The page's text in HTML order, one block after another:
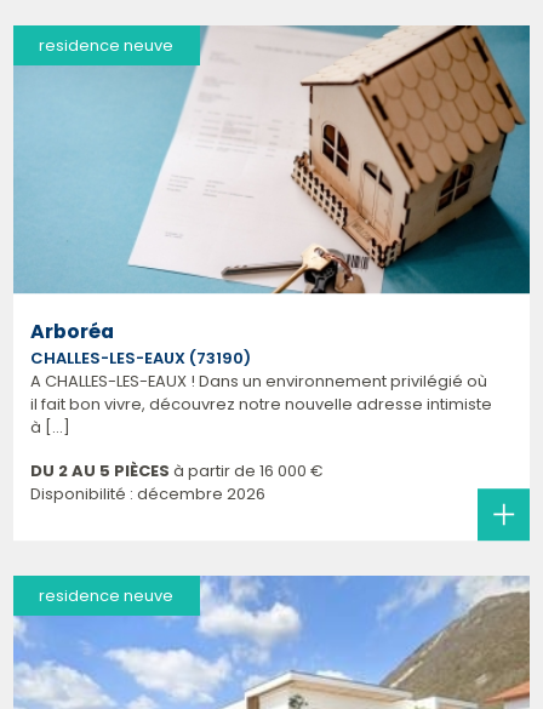
residence neuve
Arboréa
CHALLES-LES-EAUX (73190)
A CHALLES-LES-EAUX ! Dans un environnement privilégié où
il fait bon vivre, découvrez notre nouvelle adresse intimiste
à [...]
DU 2 AU 5 PIÈCES à partir de 16 000 €
Disponibilité : décembre 2026
residence neuve